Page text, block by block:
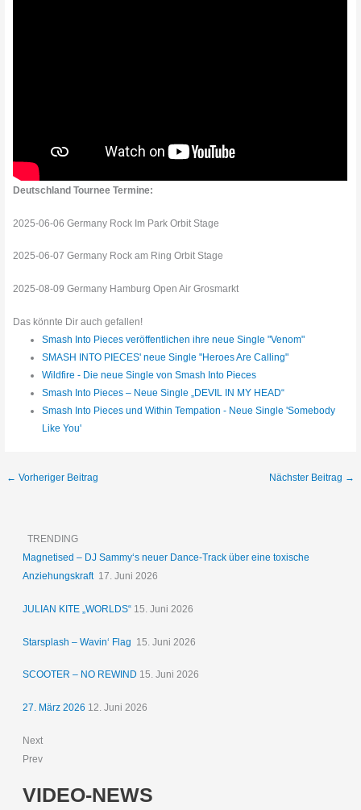
Deutschland Tournee Termine:
2025-06-06 Germany Rock Im Park Orbit Stage
2025-06-07 Germany Rock am Ring Orbit Stage
2025-08-09 Germany Hamburg Open Air Grosmarkt
Das könnte Dir auch gefallen!
Smash Into Pieces veröffentlichen ihre neue Single "Venom"
SMASH INTO PIECES' neue Single "Heroes Are Calling"
Wildfire - Die neue Single von Smash Into Pieces
Smash Into Pieces – Neue Single „DEVIL IN MY HEAD“
Smash Into Pieces und Within Tempation - Neue Single 'Somebody
Like You'
← Vorheriger Beitrag Nächster Beitrag →
TRENDING
Magnetised – DJ Sammy‘s neuer Dance-Track über eine toxische
Anziehungskraft 17. Juni 2026
JULIAN KITE „WORLDS“ 15. Juni 2026
Starsplash – Wavin‘ Flag 15. Juni 2026
SCOOTER – NO REWIND 15. Juni 2026
27. März 2026 12. Juni 2026
Next
Prev
VIDEO-NEWS